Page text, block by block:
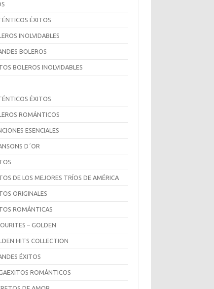
ÉXITOS
INOLVIDABLES
BOLEROS
BOLEROS INOLVIDABLES
ÉXITOS
ROMÁNTICOS
ESENCIALES
D´OR
DE LOS MEJORES TRÍOS DE AMÉRICA
ORIGINALES
ROMÁNTICAS
– GOLDEN
HITS COLLECTION
ÉXITOS
ROMÁNTICOS